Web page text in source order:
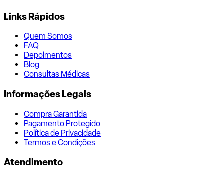
Links Rápidos
Quem Somos
FAQ
Depoimentos
Blog
Consultas Médicas
Informações Legais
Compra Garantida
Pagamento Protegido
Política de Privacidade
Termos e Condições
Atendimento